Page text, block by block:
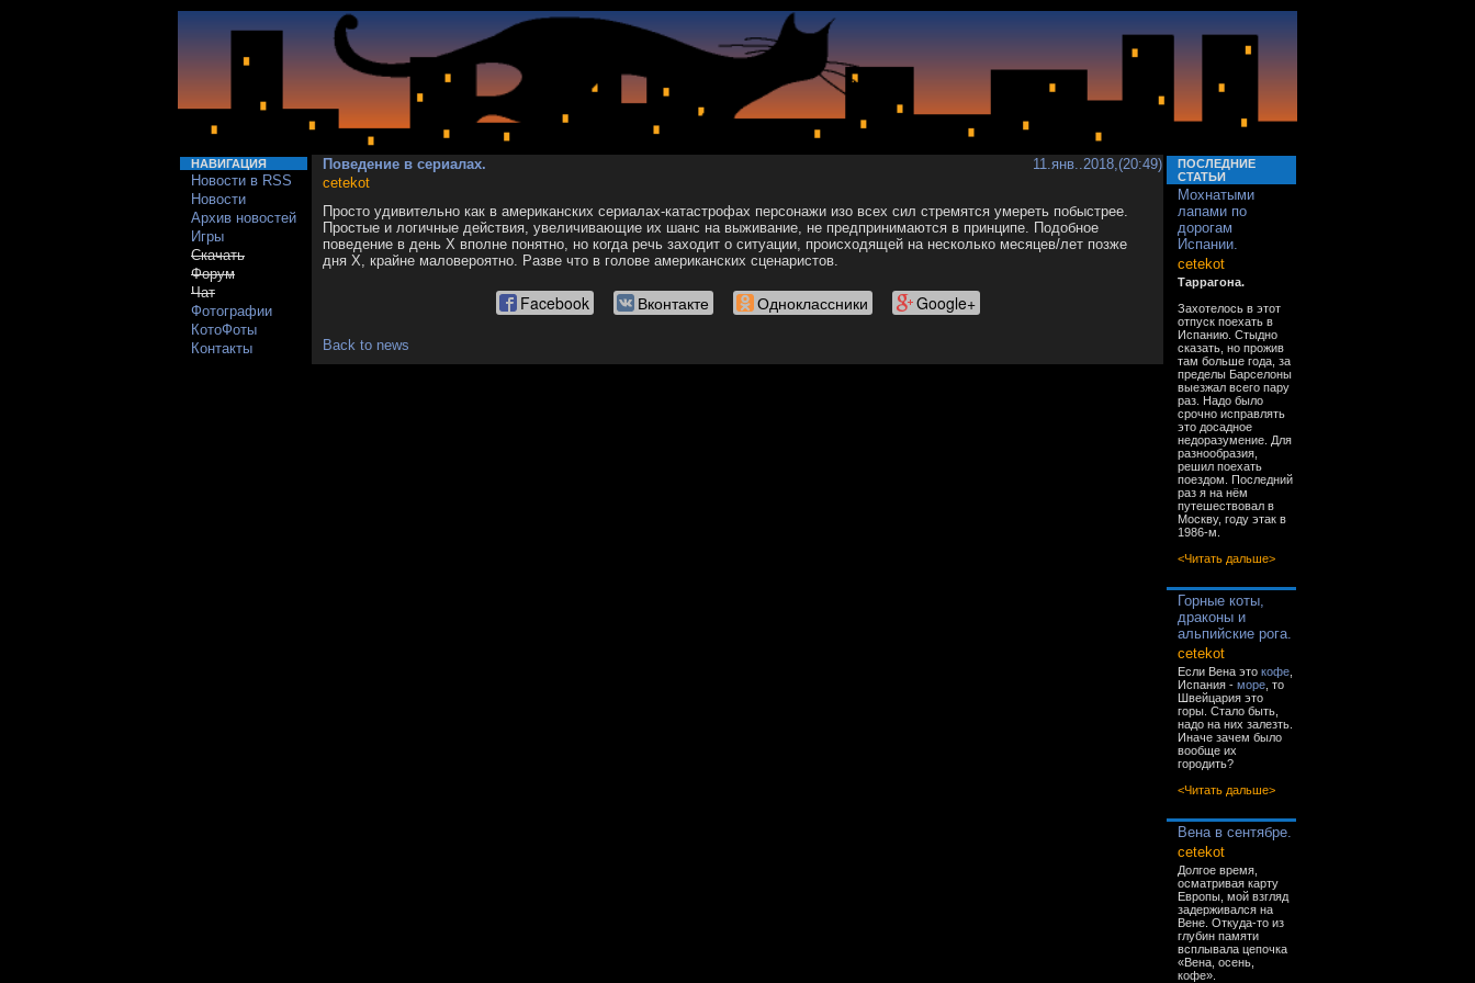
НАВИГАЦИЯ
Новости в RSS
Новости
Архив новостей
Игры
Скачать
Форум
Чат
Фотографии
КотоФоты
Контакты
Поведение в сериалах.
11.янв..2018,(20:49)
cetekot
Просто удивительно как в американских сериалах-катастрофах персонажи изо всех сил стремятся умереть побыстрее.
Простые и логичные действия, увеличивающие их шанс на выживание, не предпринимаются в принципе. Подобное
поведение в день Х вполне понятно, но когда речь заходит о ситуации, происходящей на несколько месяцев/лет позже
дня Х, крайне маловероятно. Разве что в голове американских сценаристов.
Facebook Вконтакте Одноклассники Google+
Back to news
ПОСЛЕДНИЕ
СТАТЬИ
Мохнатыми
лапами по
дорогам
Испании.
cetekot
Таррагона.
Захотелось в этот
отпуск поехать в
Испанию. Стыдно
сказать, но прожив
там больше года, за
пределы Барселоны
выезжал всего пару
раз. Надо было
срочно исправлять
это досадное
недоразумение. Для
разнообразия,
решил поехать
поездом. Последний
раз я на нём
путешествовал в
Москву, году этак в
1986-м.
<Читать дальше>
Горные коты,
драконы и
альпийские рога.
cetekot
Если Вена это кофе
Испания - море , то
Швейцария это
горы. Стало быть,
надо на них залезть.
Иначе зачем было
вообще их
городить?
<Читать дальше>
Вена в сентябре.
cetekot
Долгое время,
осматривая карту
Европы, мой взгляд
задерживался на
Вене. Откуда-то из
глубин памяти
всплывала цепочка
«Вена, осень,
кофе».